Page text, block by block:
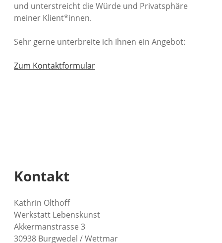
und unterstreicht die Würde und Privatsphäre
meiner Klient*innen.
Sehr gerne unterbreite ich Ihnen ein Angebot:
Zum Kontaktformular
Kontakt
Kathrin Olthoff
Werkstatt Lebenskunst
Akkermanstrasse 3
30938 Burgwedel / Wettmar